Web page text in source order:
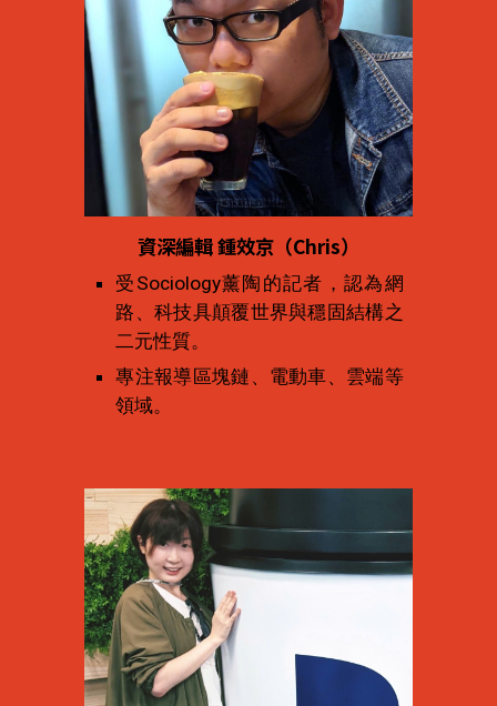
資深編輯 鍾效京（Chris）
受Sociology薰陶的記者，認為網
路、科技具顛覆世界與穩固結構之
二元性質。
專注報導區塊鏈、電動車、雲端等
領域。